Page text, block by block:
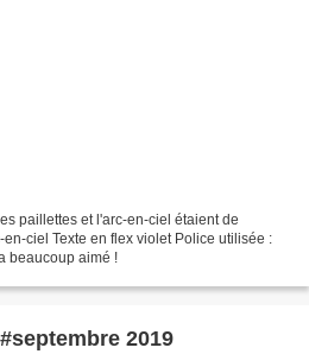
paillettes et l'arc-en-ciel étaient de
ciel Texte en flex violet Police utilisée :
beaucoup aimé !
2019